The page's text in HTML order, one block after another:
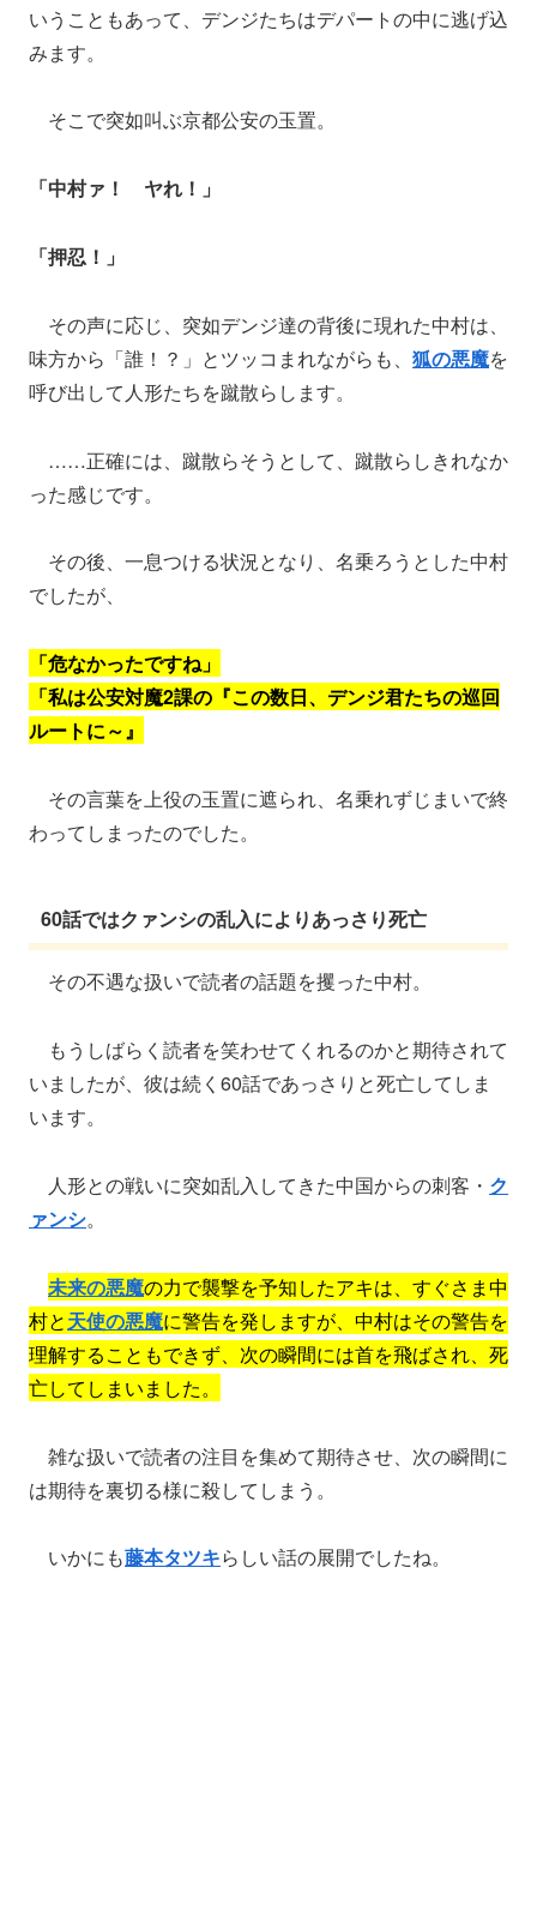
いうこともあって、デンジたちはデパートの中に逃げ込
みます。
そこで突如叫ぶ京都公安の玉置。
「中村ァ！ ヤれ！」
「押忍！」
その声に応じ、突如デンジ達の背後に現れた中村は、
味方から「誰！？」とツッコまれながらも、 狐の悪魔を
呼び出して人形たちを蹴散らします。
……正確には、蹴散らそうとして、蹴散らしきれなか
った感じです。
その後、一息つける状況となり、名乗ろうとした中村
でしたが、
「危なかったですね」
「私は公安対魔2課の『この数日、デンジ君たちの巡回
ルートに～』
その言葉を上役の玉置に遮られ、名乗れずじまいで終
わってしまったのでした。
60話ではクァンシの乱入によりあっさり死亡
その不遇な扱いで読者の話題を攫った中村。
もうしばらく読者を笑わせてくれるのかと期待されて
いましたが、彼は続く60話であっさりと死亡してしま
います。
人形との戦いに突如乱入してきた中国からの刺客・ ク
ァンシ。
未来の悪魔の力で襲撃を予知したアキは、すぐさま中
村と天使の悪魔に警告を発しますが、中村はその警告を
理解することもできず、次の瞬間には首を飛ばされ、死
亡してしまいました。
雑な扱いで読者の注目を集めて期待させ、次の瞬間に
は期待を裏切る様に殺してしまう。
いかにも藤本タツキらしい話の展開でしたね。